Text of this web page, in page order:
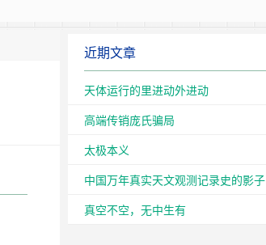
中华文化的主体。近期文章
天体运行的里进动外进动
高端传销庞氏骗局
太极本义
中国万年真实天文观测记录史的影子
真空不空，无中生有